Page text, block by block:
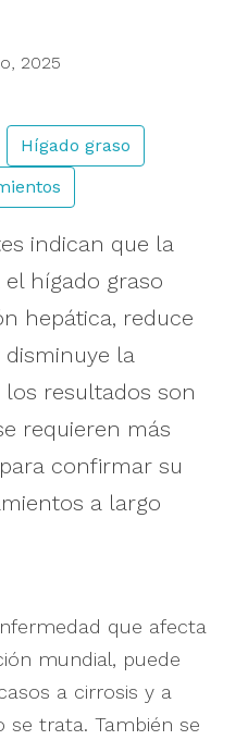
2025
Hígado graso
indican que la
hígado graso
hepática, reduce
la
los resultados son
requieren más
confirmar su
a largo
que afecta
mundial, puede
a cirrosis y a
se trata. También se